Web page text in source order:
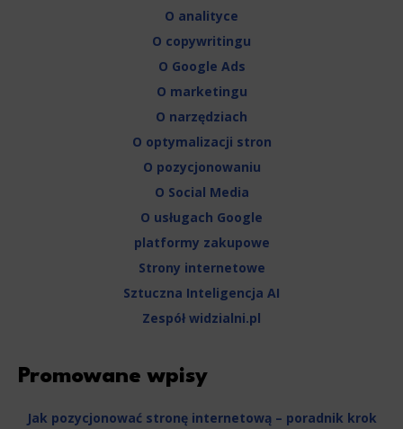
O analityce
O copywritingu
O Google Ads
O marketingu
O narzędziach
O optymalizacji stron
O pozycjonowaniu
O Social Media
O usługach Google
platformy zakupowe
Strony internetowe
Sztuczna Inteligencja AI
Zespół widzialni.pl
Promowane wpisy
Jak pozycjonować stronę internetową – poradnik krok